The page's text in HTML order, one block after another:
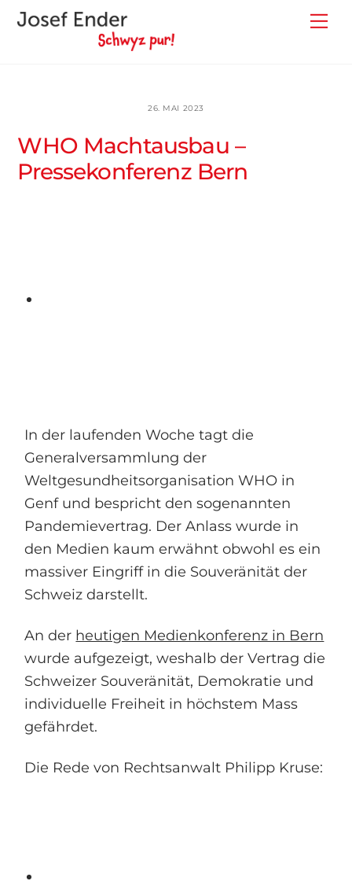
Skip
26. MAI 2023
WHO Machtausbau –
Pressekonferenz Bern
In der laufenden Woche tagt die
Generalversammlung der
Weltgesundheitsorganisation WHO in
Genf und bespricht den sogenannten
Pandemievertrag. Der Anlass wurde in
den Medien kaum erwähnt obwohl es ein
massiver Eingriff in die Souveränität der
Schweiz darstellt.
An der heutigen Medienkonferenz in Bern
wurde aufgezeigt, weshalb der Vertrag die
Schweizer Souveränität, Demokratie und
individuelle Freiheit in höchstem Mass
gefährdet.
Die Rede von Rechtsanwalt Philipp Kruse: